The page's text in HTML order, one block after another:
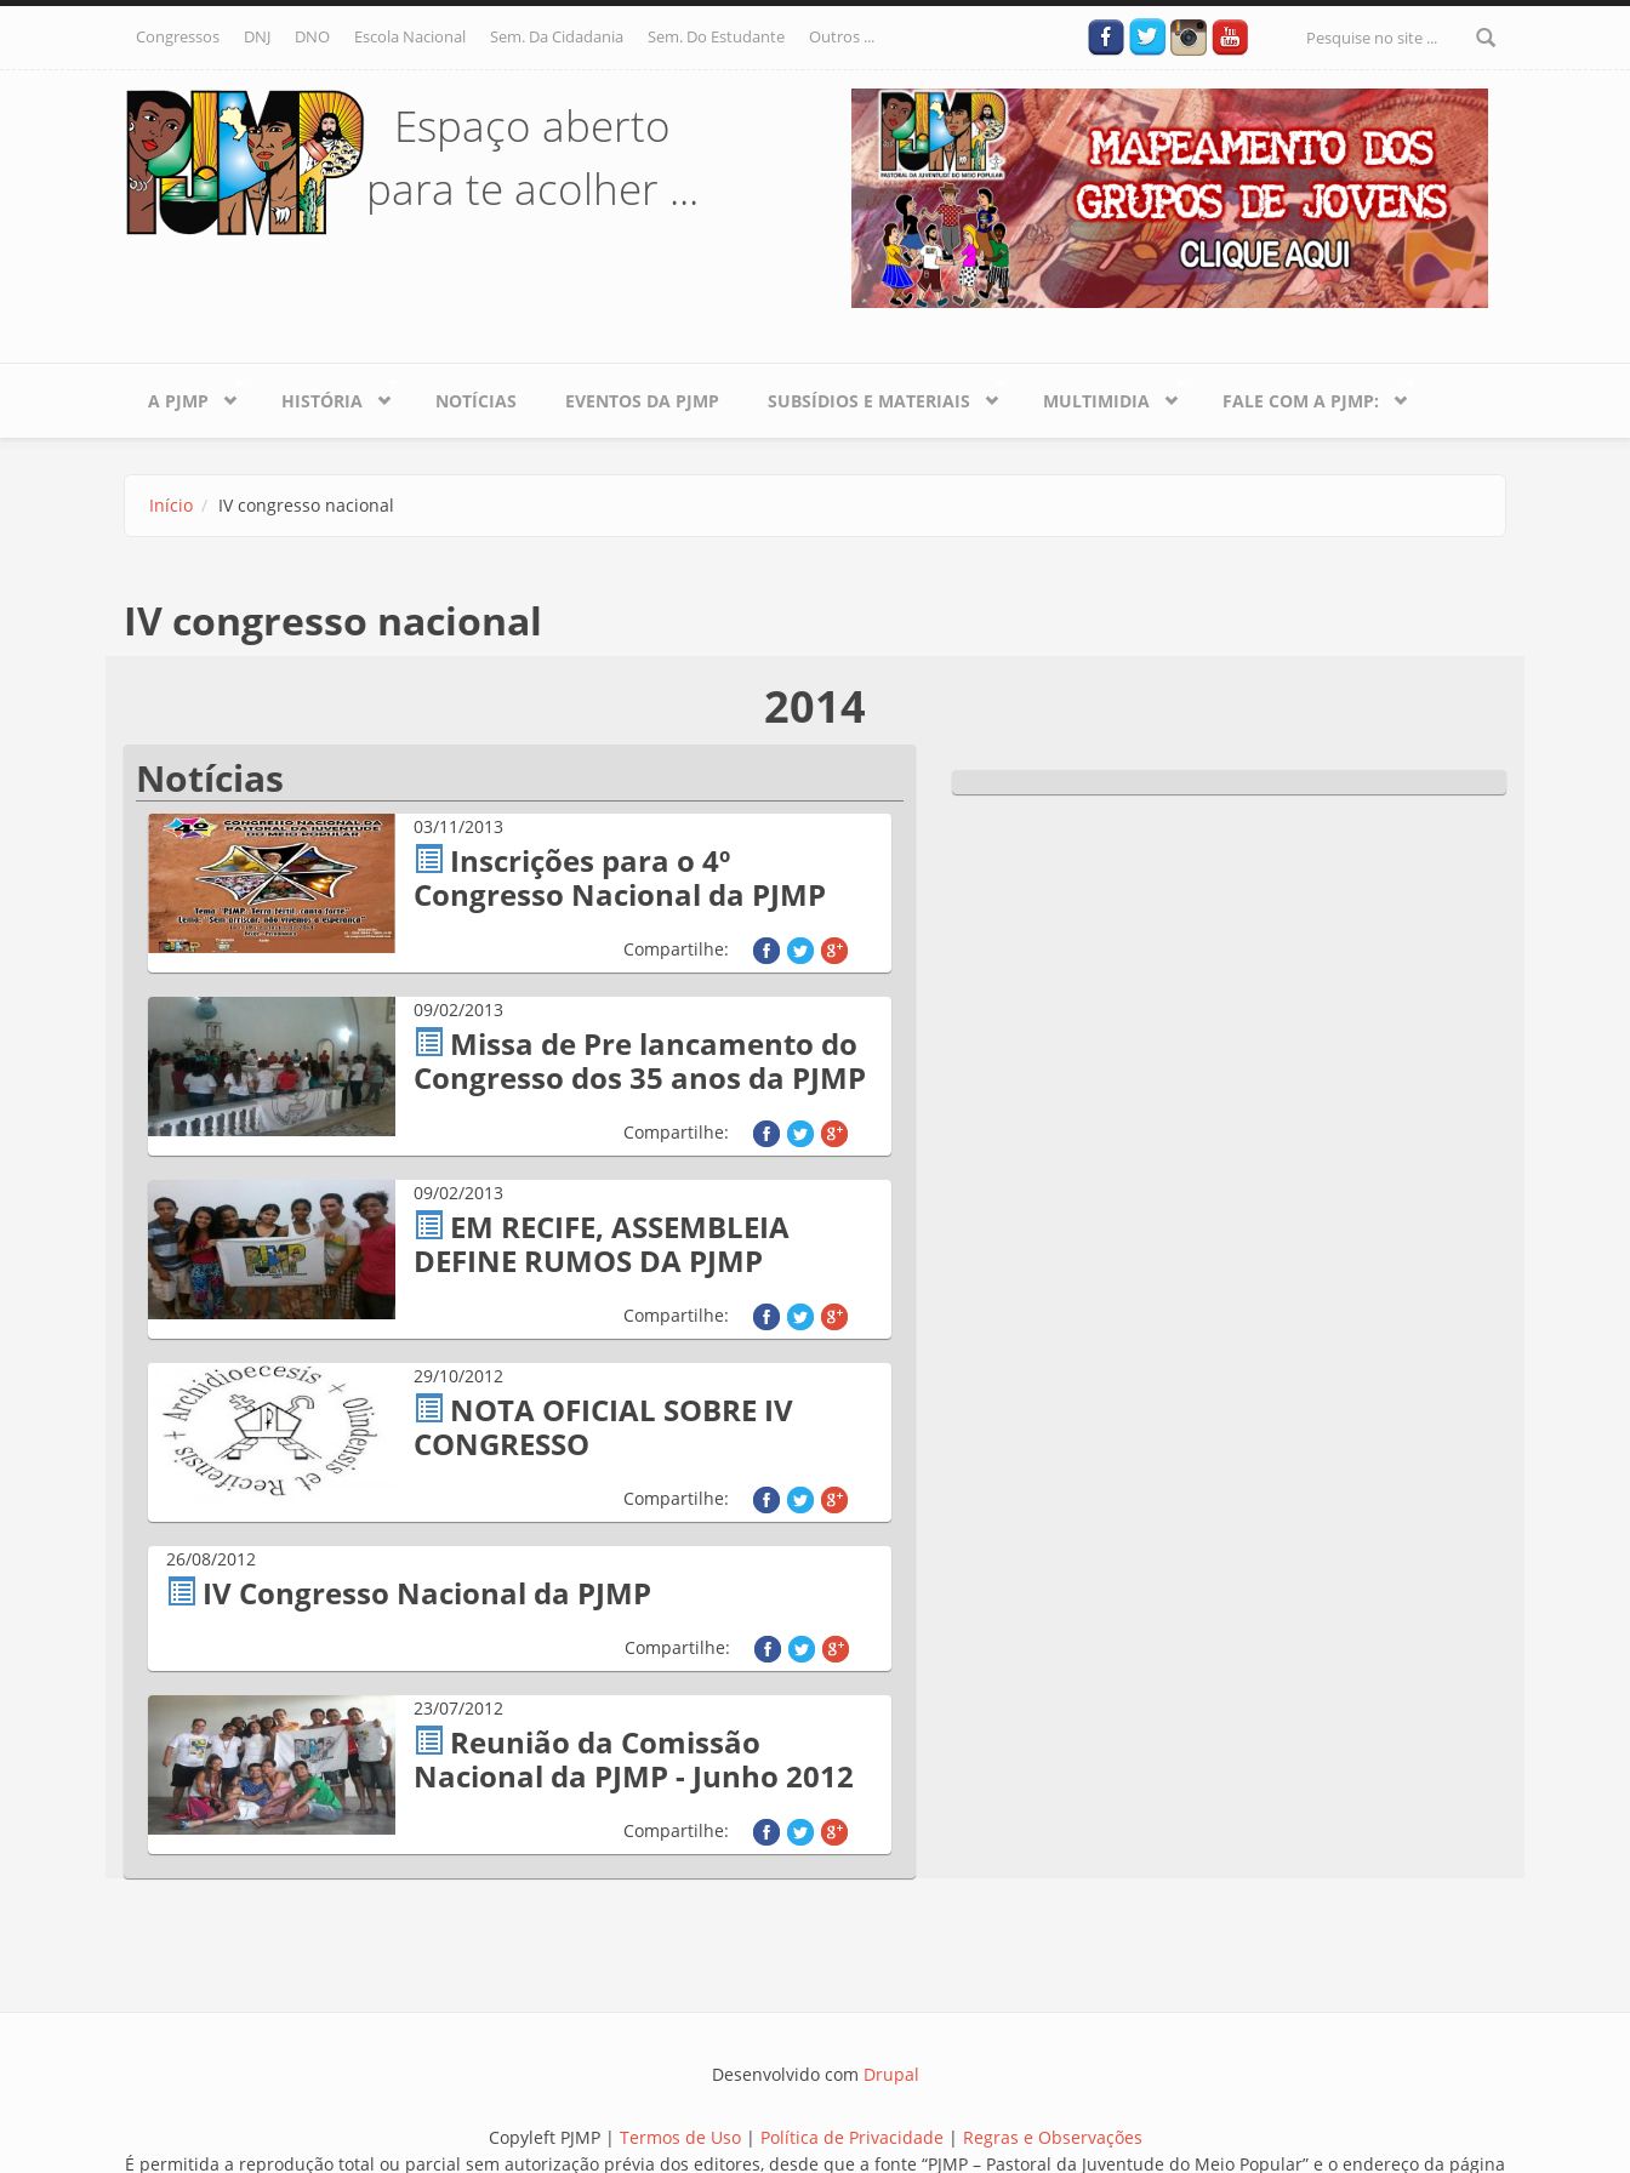
Pular para o conteúdo principal
Congressos DNJ DNO Escola Nacional Sem. Da Cidadania Sem. Do Estudante Outros ...
Formulário
de busca
Espaço aberto
para te acolher ...
A PJMP HISTÓRIA NOTÍCIAS EVENTOS DA PJMP SUBSÍDIOS E MATERIAIS MULTIMIDIA FALE COM A PJMP:
Início IV congresso nacional
IV congresso nacional
2014
Notícias
03/11/2013
Inscrições para o 4º
Congresso Nacional da PJMP
Compartilhe:
09/02/2013
Missa de Pre lancamento do
Congresso dos 35 anos da PJMP
Compartilhe:
09/02/2013
EM RECIFE, ASSEMBLEIA
DEFINE RUMOS DA PJMP
Compartilhe:
29/10/2012
NOTA OFICIAL SOBRE IV
CONGRESSO
Compartilhe:
26/08/2012
IV Congresso Nacional da PJMP
Compartilhe:
23/07/2012
Reunião da Comissão
Nacional da PJMP - Junho 2012
Compartilhe:
Desenvolvido com Drupal
Copyleft PJMP | Termos de Uso| Política de Privacidade | Regras e Observações
É permitida a reprodução total ou parcial sem autorização prévia dos editores, desde que a fonte “PJMP – Pastoral da Juventude do Meio Popular” e o endereço da página